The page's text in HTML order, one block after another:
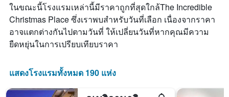
ในขณะนี้โรงแรมเหล่านี้มีราคาถูกที่สุดใกล้The Incredible
Christmas Place ซึ่งเราพบสำหรับวันที่เลือก เนื่องจากราคา
อาจแตกต่างกันไปตามวันที่ ให้เปลี่ยนวันที่หากคุณมีความ
ยืดหยุ่นในการเปรียบเทียบราคา
แสดงโรงแรมทั้งหมด 190 แห่ง